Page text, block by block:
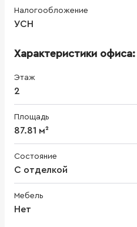
Налогообложение
УСН
Характеристики офиса:
Этаж
2
Площадь
87.81 м²
Состояние
С отделкой
Мебель
Нет